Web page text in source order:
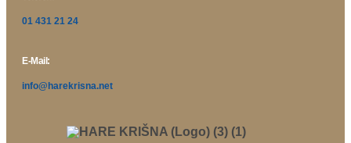
01 431 21 24
E-Mail:
info@harekrisna.net